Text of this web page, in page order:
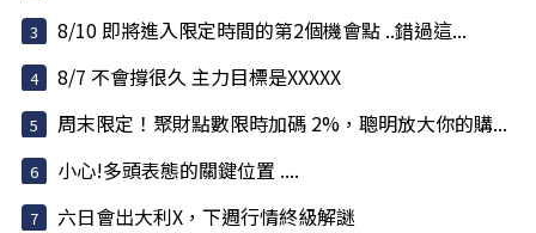
8/10 即將進入限定時間的第2個機會點 ..錯過這...
8/7 不會撐很久 主力目標是XXXXX
周末限定！聚財點數限時加碼 2%，聰明放大你的購...
小心!多頭表態的關鍵位置 ....
六日會出大利X，下週行情終級解謎